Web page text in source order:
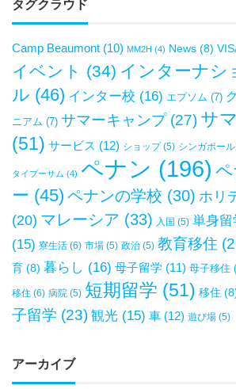
タグクラウド
Camp Beaumont (10) MM2H (4) News (8)
イベント (34) インターナシ
ル (46) インター校 (16) エプソム (7)
ニアム (7) サマーキャンプ(27) サ
(51) サービス (12) ショップ(5) シンガポール
タイプーサム (4) ペナン (196)
ー (45) ペナンの学校 (30) ホリ
(20) マレーシア (33) 入国 (5) 単身留
(15) 寮生活 (6) 市場 (5) 政治 (5) 教育移住
育 (8) 暮らし (16) 母子留学 (11) 母子移住
移住 (6) 病院 (5) 短期留学 (51) 移住
子留学 (23) 観光 (15) 車 (12) 遊び場 (5)
アーカイブ